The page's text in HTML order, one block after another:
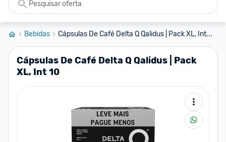
Bebidas Cápsulas De Café Delta Q Qalidus | Pack XL, Int...
Cápsulas De Café Delta Q Qalidus | Pack
XL, Int 10